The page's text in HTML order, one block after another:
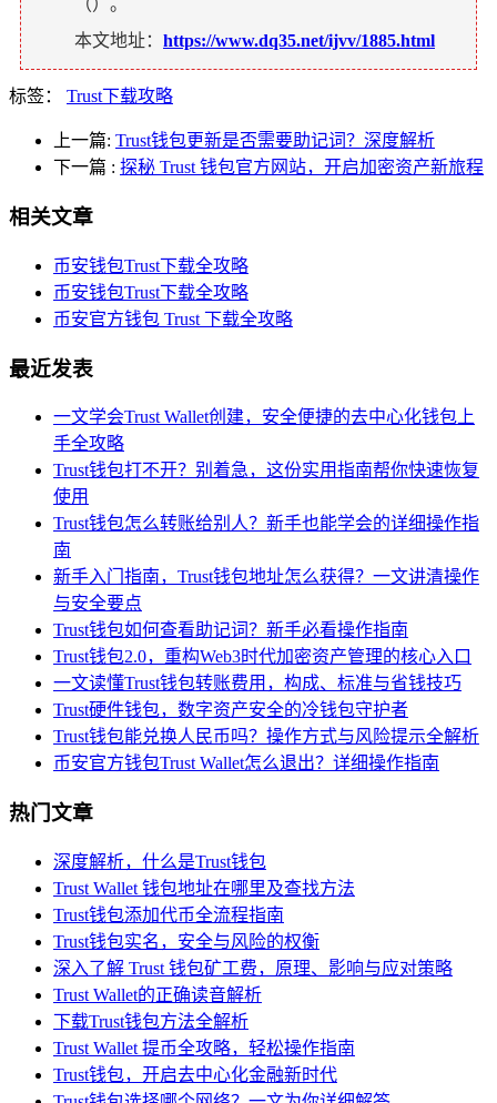
（ ）。
本文地址： https://www.dq35.net/ijvv/1885.html
标签： Trust下载攻略
上一篇: Trust钱包更新是否需要助记词？深度解析
下一篇 : 探秘 Trust 钱包官方网站，开启加密资产新旅程
相关文章
币安钱包Trust下载全攻略
币安钱包Trust下载全攻略
币安官方钱包 Trust 下载全攻略
最近发表
一文学会Trust Wallet创建，安全便捷的去中心化钱包上
手全攻略
Trust钱包打不开？别着急，这份实用指南帮你快速恢复
使用
Trust钱包怎么转账给别人？新手也能学会的详细操作指
南
新手入门指南，Trust钱包地址怎么获得？一文讲清操作
与安全要点
Trust钱包如何查看助记词？新手必看操作指南
Trust钱包2.0，重构Web3时代加密资产管理的核心入口
一文读懂Trust钱包转账费用，构成、标准与省钱技巧
Trust硬件钱包，数字资产安全的冷钱包守护者
Trust钱包能兑换人民币吗？操作方式与风险提示全解析
币安官方钱包Trust Wallet怎么退出？详细操作指南
热门文章
深度解析，什么是Trust钱包
Trust Wallet 钱包地址在哪里及查找方法
Trust钱包添加代币全流程指南
Trust钱包实名，安全与风险的权衡
深入了解 Trust 钱包矿工费，原理、影响与应对策略
Trust Wallet的正确读音解析
下载Trust钱包方法全解析
Trust Wallet 提币全攻略，轻松操作指南
Trust钱包，开启去中心化金融新时代